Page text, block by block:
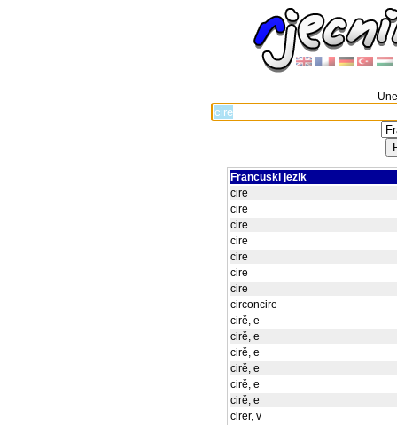
Francuski jezik
cire
cire
cire
cire
cire
cire
cire
circoncire
cirě, e
cirě, e
cirě, e
cirě, e
cirě, e
cirě, e
cirer, v